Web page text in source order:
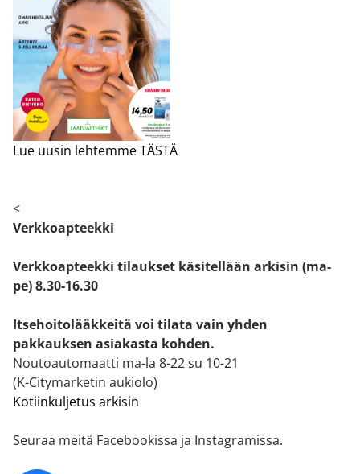
Lue uusin lehtemme TÄSTÄ
<
Verkkoapteekki
Verkkoapteekki tilaukset käsitellään arkisin (ma-
pe) 8.30-16.30
Itsehoitolääkkeitä voi tilata vain yhden
pakkauksen asiakasta kohden.
Noutoautomaatti ma-la 8-22 su 10-21
(K-Citymarketin aukiolo)
Kotiinkuljetus arkisin
Seuraa meitä Facebookissa ja Instagramissa.